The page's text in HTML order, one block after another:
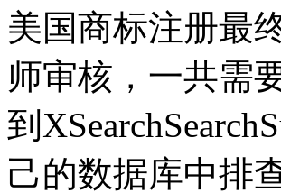
美国商标注册最
师审核，一共需
到
己的数据库中排